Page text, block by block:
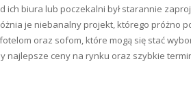
biura lub poczekalni był starannie
je niebanalny projekt, którego próżno
oraz sofom, które mogą się stać
najlepsze ceny na rynku oraz szybkie